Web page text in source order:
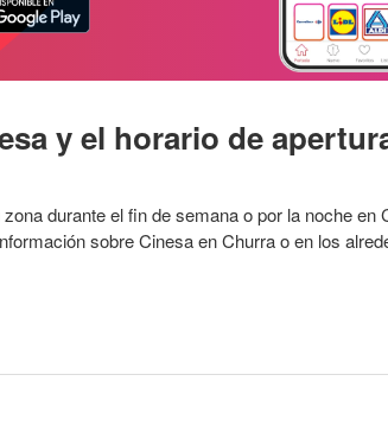
y el horario de
durante el fin de semana o por la noche
sobre Cinesa en Churra o en los